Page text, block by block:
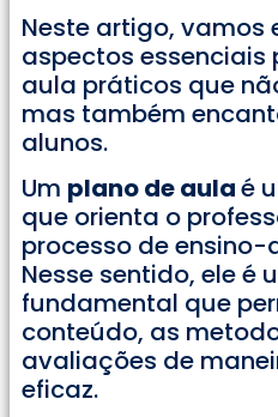
Neste artigo, vamos
aspectos essenciais
aula práticos que
mas também
alunos.
Um plano de aulaé
que orienta o
processo de
Nesse sentido, ele é
fundamental que
conteúdo, as
avaliações de
eficaz.